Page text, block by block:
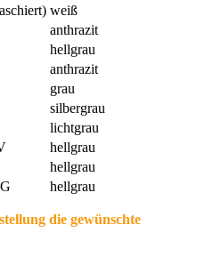
weiß
anthrazit
hellgrau
anthrazit
grau
silbergrau
lichtgrau
hellgrau
hellgrau
hellgrau
die gewünschte